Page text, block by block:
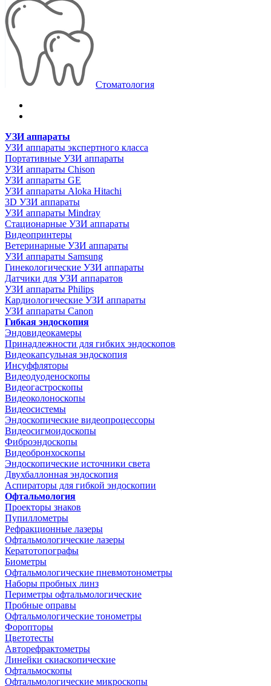
Стоматология
УЗИ аппараты
УЗИ аппараты экспертного класса
Портативные УЗИ аппараты
УЗИ аппараты Chison
УЗИ аппараты GE
УЗИ аппараты Aloka Hitachi
3D УЗИ аппараты
УЗИ аппараты Mindray
Стационарные УЗИ аппараты
Видеопринтеры
Ветеринарные УЗИ аппараты
УЗИ аппараты Samsung
Гинекологические УЗИ аппараты
Датчики для УЗИ аппаратов
УЗИ аппараты Philips
Кардиологические УЗИ аппараты
УЗИ аппараты Canon
Гибкая эндоскопия
Эндовидеокамеры
Принадлежности для гибких эндоскопов
Видеокапсульная эндоскопия
Инсуффляторы
Видеодуоденоскопы
Видеогастроскопы
Видеоколоноскопы
Видеосистемы
Эндоскопические видеопроцессоры
Видеосигмоидоскопы
Фиброэндоскопы
Видеобронхоскопы
Эндоскопические источники света
Двухбаллонная эндоскопия
Аспираторы для гибкой эндоскопии
Офтальмология
Проекторы знаков
Пупиллометры
Рефракционные лазеры
Офтальмологические лазеры
Кератотопографы
Биометры
Офтальмологические пневмотонометры
Наборы пробных линз
Периметры офтальмологические
Пробные оправы
Офтальмологические тонометры
Форопторы
Цветотесты
Авторефрактометры
Линейки скиаскопические
Офтальмоскопы
Офтальмологические микроскопы